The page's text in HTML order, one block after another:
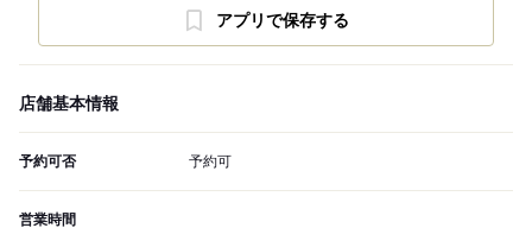
アプリで保存する
店舗基本情報
予約可否 予約可
営業時間